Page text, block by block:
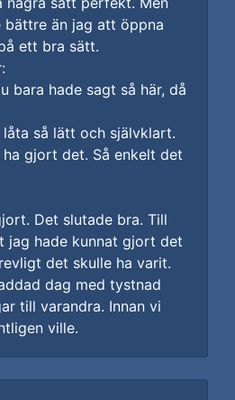
än jag att öppna
ett bra sätt.
bara hade sagt så här, då
så lätt och självklart.
gjort det. Så enkelt det
Det slutade bra. Till
jag hade kunnat gjort det
det skulle ha varit.
dag med tystnad
till varandra. Innan vi
ville.